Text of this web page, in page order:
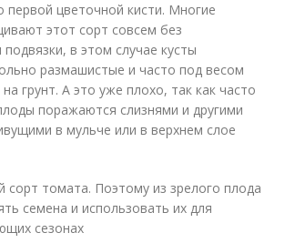
первой цветочной кисти. Многие
этот сорт совсем без
в этом случае кусты
размашистые и часто под весом
грунт. А это уже плохо, так как часто
поражаются слизнями и другими
в мульче или в верхнем слое
сорт томата. Поэтому из зрелого плода
семена и использовать их для
сезонах